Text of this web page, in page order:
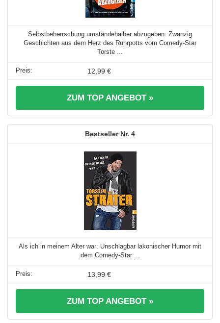
Selbstbeherrschung umständehalber abzugeben: Zwanzig
Geschichten aus dem Herz des Ruhrpotts vom Comedy-Star
Torste ...
12,99 €
ZUM TOP ANGEBOT »
4
Als ich in meinem Alter war: Unschlagbar lakonischer Humor mit
dem Comedy-Star ...
13,99 €
ZUM TOP ANGEBOT »